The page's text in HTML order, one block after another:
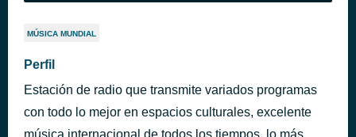
MÚSICA MUNDIAL
Perfil
Estación de radio que transmite variados programas
con todo lo mejor en espacios culturales, excelente
música internacional de todos los tiempos, lo más